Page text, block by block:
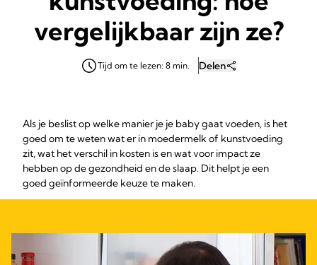
vergelijkbaar zijn ze?
Tijd om te lezen: 8 min. Delen
Als je beslist op welke manier je je baby gaat voeden, is het
goed om te weten wat er in moedermelk of kunstvoeding
zit, wat het verschil in kosten is en wat voor impact ze
hebben op de gezondheid en de slaap. Dit helpt je een
goed geïnformeerde keuze te maken.